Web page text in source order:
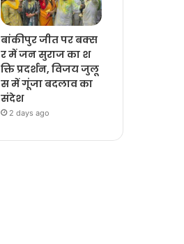
बांकीपुर जीत पर बक्स
र में जन सुराज का श
क्ति प्रदर्शन, विजय जुलू
स में गूंजा बदलाव का
संदेश
2 days ago